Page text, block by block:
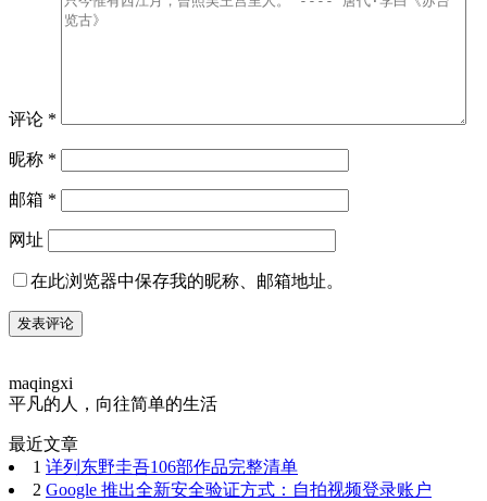
评论 *
昵称 *
邮箱 *
网址
在此浏览器中保存我的昵称、邮箱地址。
maqingxi
平凡的人，向往简单的生活
最近文章
1 详列东野圭吾106部作品完整清单
2 Google 推出全新安全验证方式：自拍视频登录账户